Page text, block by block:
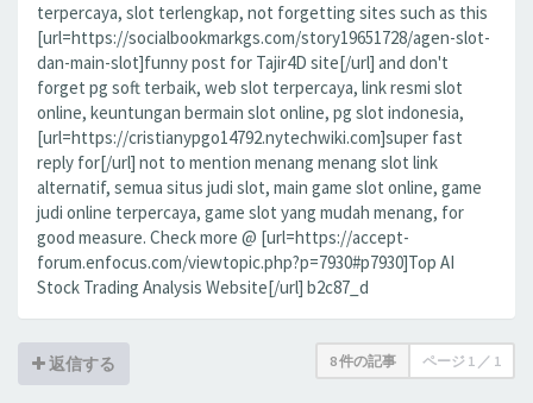
terpercaya, slot terlengkap, not forgetting sites such as this
[url=https://socialbookmarkgs.com/story19651728/agen-slot-
dan-main-slot]funny post for Tajir4D site[/url] and don't
forget pg soft terbaik, web slot terpercaya, link resmi slot
online, keuntungan bermain slot online, pg slot indonesia,
[url=https://cristianypgo14792.nytechwiki.com]super fast
reply for[/url] not to mention menang menang slot link
alternatif, semua situs judi slot, main game slot online, game
judi online terpercaya, game slot yang mudah menang, for
good measure. Check more @ [url=https://accept-
forum.enfocus.com/viewtopic.php?p=7930#p7930]Top AI
Stock Trading Analysis Website[/url] b2c87_d
返信する 8 件の記事 ページ 1 ／ 1